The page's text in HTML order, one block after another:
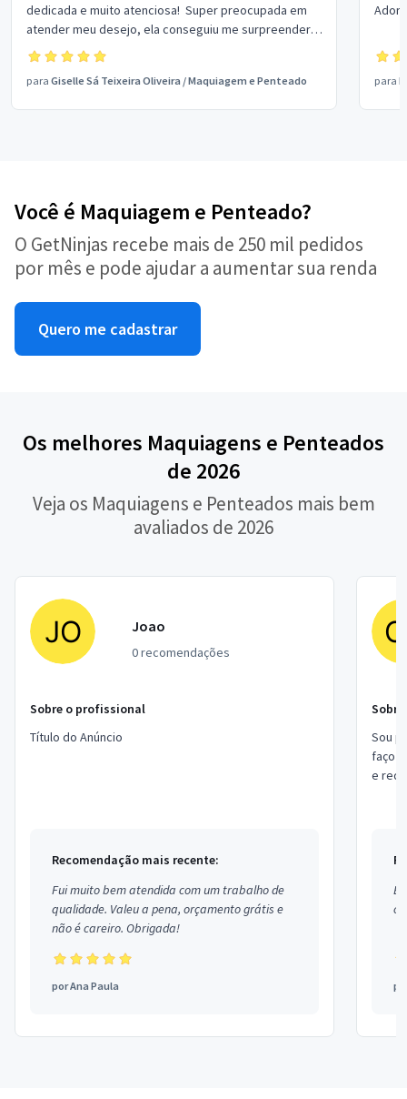
dedicada e muito atenciosa! Super preocupada em
atender meu desejo, ela conseguiu me surpreender...
fez o que eu realmente queria e ainda mais! Obrigada
pelo cuidado comigo, minhas madrinhas e mãe, todas
amaram! SUPER RECOMENDO!
para Giselle Sá Teixeira Oliveira /Maquiagem e Penteado para
Você é Maquiagem e Penteado?
O GetNinjas recebe mais de 250 mil pedidos
por mês e pode ajudar a aumentar sua renda
Quero me cadastrar
Os melhores Maquiagens e Penteados
de 2026
Veja os Maquiagens e Penteados mais bem
avaliados de 2026
Joao
0 recomendações
Sobre o profissional
Título do Anúncio
Recomendação mais recente:
Fui muito bem atendida com um trabalho de
qualidade. Valeu a pena, orçamento grátis e
não é careiro. Obrigada!
porAna Paula
Sou
faço
e